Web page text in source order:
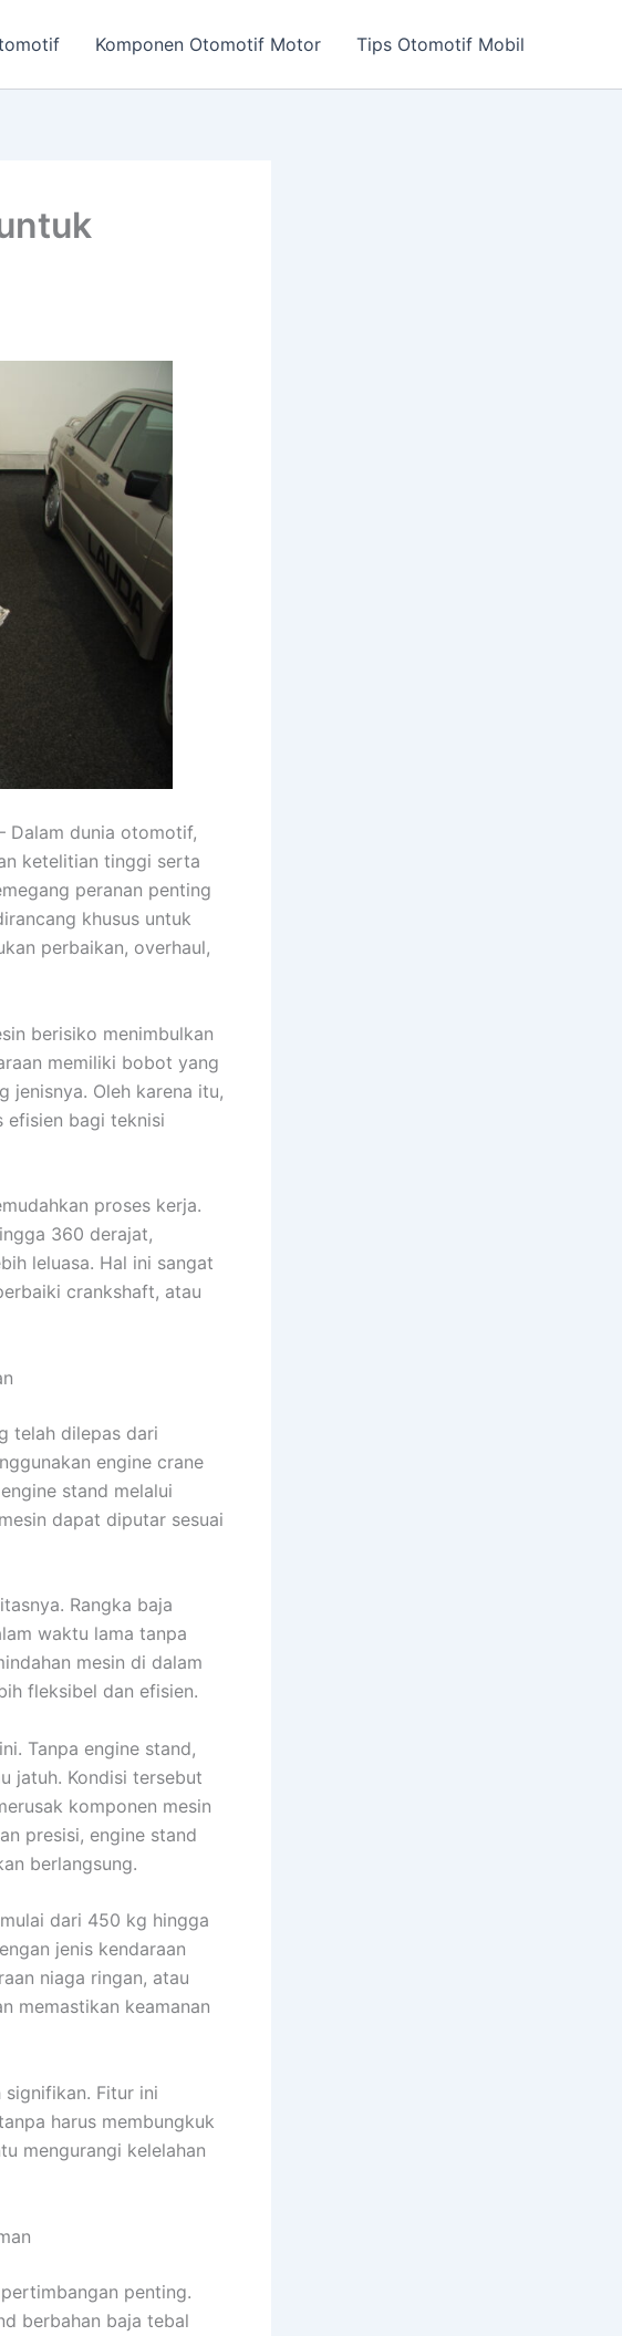
Komponen Otomotif Motor Tips Otomotif Mobil
Dalam dunia otomotif,
ketelitian tinggi serta
peranan penting
khusus untuk
perbaikan, overhaul,
berisiko menimbulkan
memiliki bobot yang
jenisnya. Oleh karena itu,
efisien bagi teknisi
proses kerja.
360 derajat,
leluasa. Hal ini sangat
crankshaft, atau
telah dilepas dari
engine crane
stand melalui
dapat diputar sesuai
Rangka baja
waktu lama tanpa
mesin di dalam
fleksibel dan efisien.
Tanpa engine stand,
jatuh. Kondisi tersebut
komponen mesin
presisi, engine stand
berlangsung.
dari 450 kg hingga
jenis kendaraan
niaga ringan, atau
memastikan keamanan
Fitur ini
harus membungkuk
mengurangi kelelahan
penting.
berbahan baja tebal